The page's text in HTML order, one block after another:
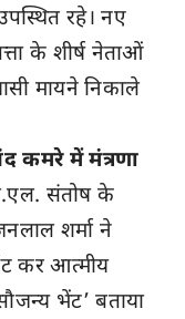
रहे। नए
के शीर्ष नेताओं
मायने निकाले
कमरे में मंत्रणा
संतोष के
शर्मा ने
कर आत्मीय
भेंट’ बताया